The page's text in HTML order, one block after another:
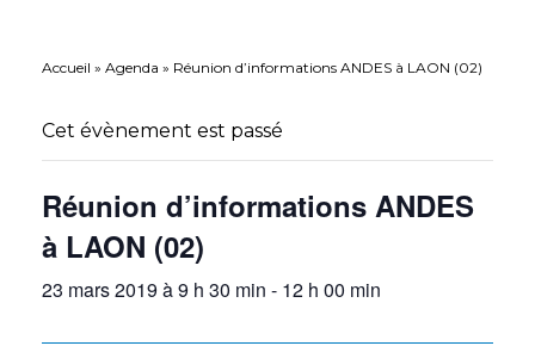
Accueil » Agenda » Réunion d’informations ANDES à LAON (02)
Cet évènement est passé
Réunion d’informations ANDES
à LAON (02)
23 mars 2019 à 9 h 30 min - 12 h 00 min